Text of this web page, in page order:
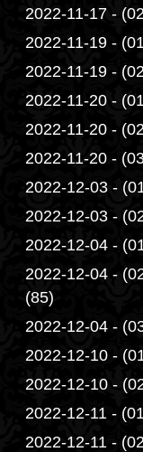
2022-11-17 -
2022-11-19 -
2022-11-19 -
2022-11-20 -
2022-11-20 -
2022-11-20 -
2022-12-03 -
2022-12-03 -
2022-12-04 -
2022-12-04 -
(85)
2022-12-04 -
2022-12-10 -
2022-12-10 -
2022-12-11 -
2022-12-11 -